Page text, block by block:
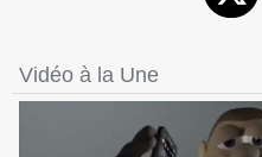
Vidéo à la Une